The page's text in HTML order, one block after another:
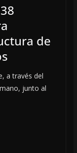
de
a través del
junto al